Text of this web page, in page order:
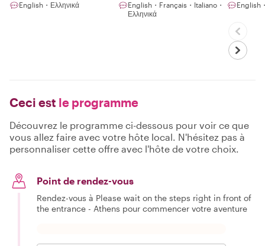
English・Ελληνικά
English・Français・Italiano・
Ελληνικά
English
Ceci est le programme
Découvrez le programme ci-dessous pour voir ce que
vous allez faire avec votre hôte local. N'hésitez pas à
personnaliser cette offre avec l'hôte de votre choix.
Point de rendez-vous
Rendez-vous à Please wait on the steps right in front of
the entrance - Athens pour commencer votre aventure